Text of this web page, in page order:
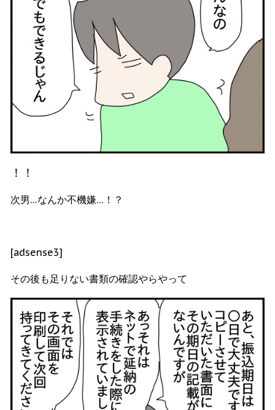
！！
次男…なんか不機嫌…！？
[adsense3]
その後も足りない書類の確認やらやって